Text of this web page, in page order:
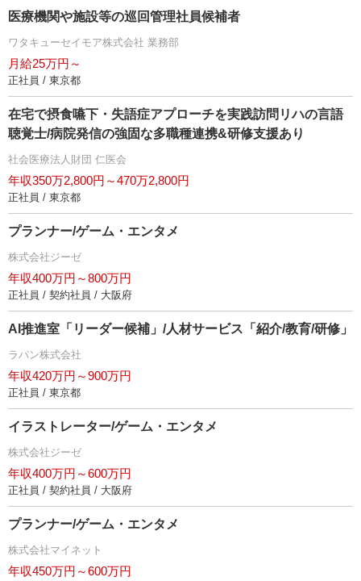
医療機関や施設等の巡回管理社員候補者
ワタキューセイモア株式会社 業務部
月給25万円～
正社員 / 東京都
在宅で摂食嚥下・失語症アプローチを実践訪問リハの言語
聴覚士/病院発信の強固な多職種連携&研修支援あり
社会医療法人財団 仁医会
年収350万2,800円～470万2,800円
正社員 / 東京都
プランナー/ゲーム・エンタメ
株式会社ジーゼ
年収400万円～800万円
正社員 / 契約社員 / 大阪府
AI推進室「リーダー候補」/人材サービス「紹介/教育/研修」
ラパン株式会社
年収420万円～900万円
正社員 / 東京都
イラストレーター/ゲーム・エンタメ
株式会社ジーゼ
年収400万円～600万円
正社員 / 契約社員 / 大阪府
プランナー/ゲーム・エンタメ
株式会社マイネット
年収450万円～600万円